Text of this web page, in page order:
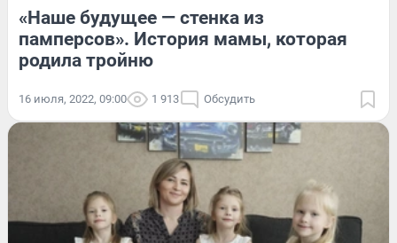
«Наше будущее — стенка из
памперсов». История мамы, которая
родила тройню
16 июля, 2022, 09:00 1 913 Обсудить